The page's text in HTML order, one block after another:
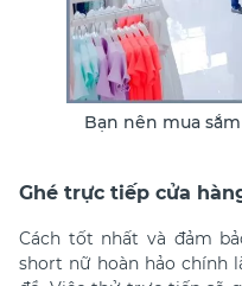
Bạn nên mua
Ghé trực tiếp cửa
Cách tốt nhất và đảm
short nữ hoàn hảo chính